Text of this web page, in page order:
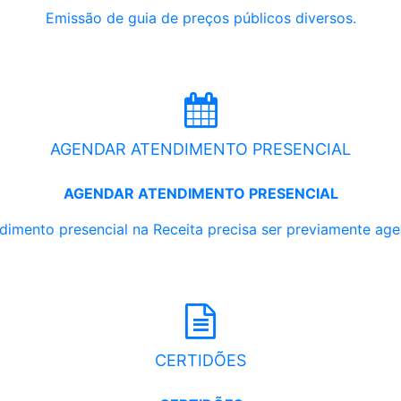
Emissão de guia de preços públicos diversos.
AGENDAR ATENDIMENTO PRESENCIAL
AGENDAR ATENDIMENTO PRESENCIAL
presencial na Receita precisa ser previamente
CERTIDÕES